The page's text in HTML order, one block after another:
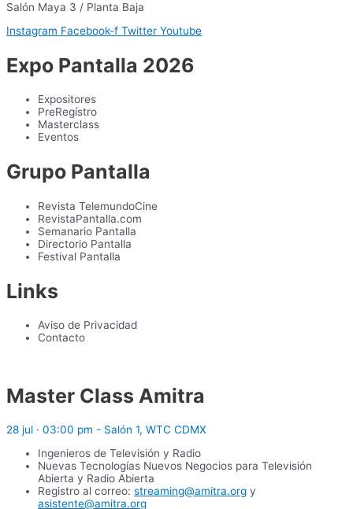
Salón Maya 3 / Planta Baja
Instagram Facebook-f Twitter Youtube
Expo Pantalla 2026
Expositores
PreRegístro
Masterclass
Eventos
Grupo Pantalla
Revista TelemundoCine
RevistaPantalla.com
Semanario Pantalla
Directorio Pantalla
Festival Pantalla
Links
Aviso de Privacidad
Contacto
Master Class Amitra
28 jul · 03:00 pm - Salón 1, WTC CDMX
Ingenieros de Televisión y Radio
Nuevas Tecnologías Nuevos Negocios para Televisión
Abierta y Radio Abierta
Registro al correo: streaming@amitra.org y
asistente@amitra.org